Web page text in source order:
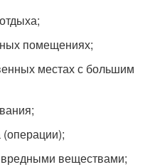
помещениях;
местах с большим
(операции);
вредными веществами;